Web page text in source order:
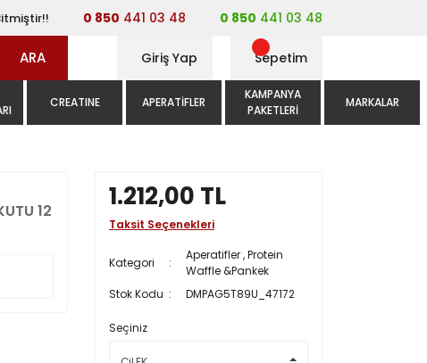
0 850 441 03 48 0 850 441 03 48
ARA Giriş Yap Sepetim
CREATINE APERATIFLER
KAMPANYA
PAKETLERI
MARKALAR
12
1.212,00 TL
Taksit Seçenekleri
Kategori
Aperatifler,Protein
Waffle &Pankek
Stok Kodu
DMPAG5T89U_47172
Seçiniz